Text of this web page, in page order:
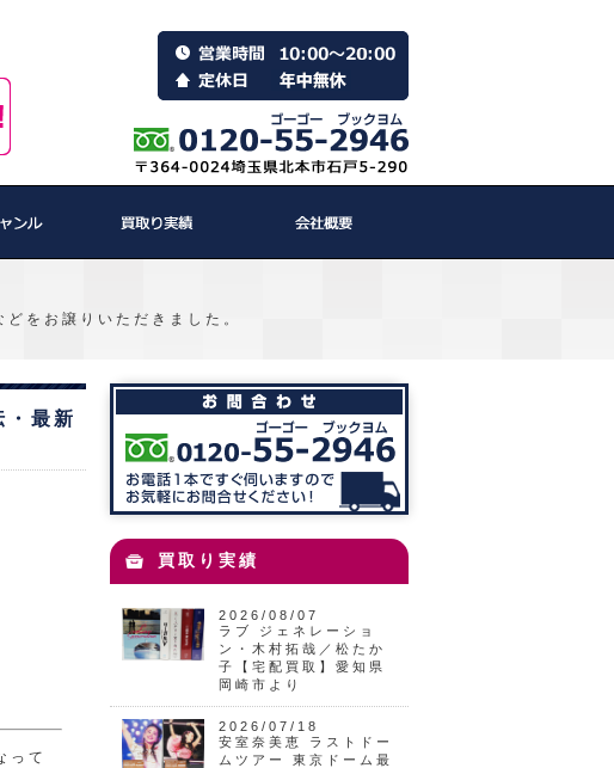
をお譲りいただきました。
・最新
って
買取り実績
2026/08/07
ラブ ジェネレーショ
ン・木村拓哉／松たか
子【宅配買取】愛知県
岡崎市より
2026/07/18
安室奈美恵 ラストドー
ムツアー 東京ドーム最